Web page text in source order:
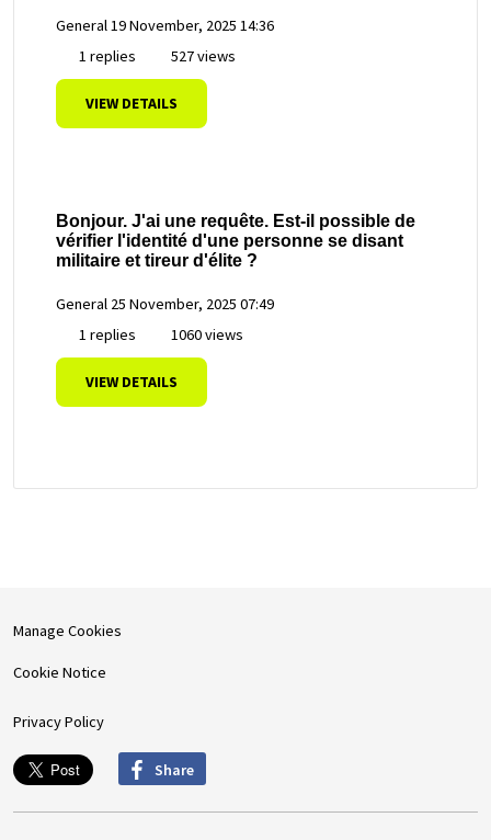
General 19 November, 2025 14:36
1 replies
527 views
VIEW DETAILS
Bonjour. J'ai une requête. Est-il possible de
vérifier l'identité d'une personne se disant
militaire et tireur d'élite ?
General 25 November, 2025 07:49
1 replies
1060 views
VIEW DETAILS
Manage Cookies
Cookie Notice
Privacy Policy
Share